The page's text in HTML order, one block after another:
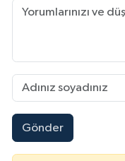
Gönder